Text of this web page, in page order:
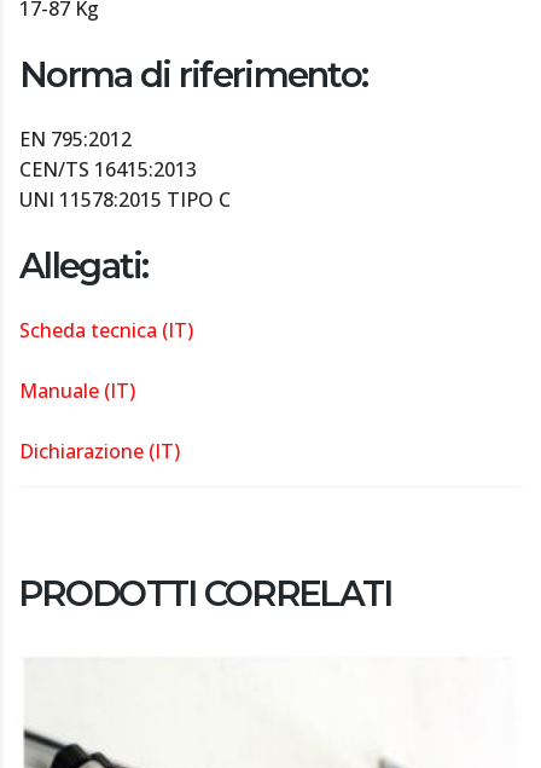
17-87 Kg
Norma di riferimento:
EN 795:2012
CEN/TS 16415:2013
UNI 11578:2015 TIPO C
Allegati:
Scheda tecnica (IT)
Manuale (IT)
Dichiarazione (IT)
PRODOTTI CORRELATI